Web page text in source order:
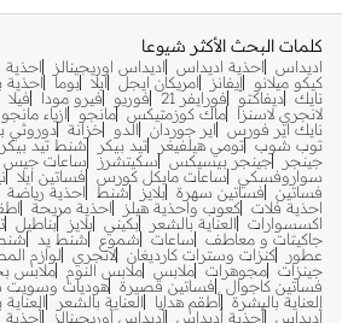
كلمات البحث الأكثر شيوعا
اديداس احذية اديداس اديداس اوريجينالز
احذية
كيكو ميلانو
إيفانز امريكان ايجل ايلا بوما احذية
نايك ديفاكتو فورايفر 21 فوريو فيرو مودا فيلا
لانجري لاسنزا
ماك كوزمتيكس مانجو ازياء مانجو
نايك اير فورس
اير جوردان الدو خزانة دوروثي
توب شوب تومي هيلفيغر تيد بيكر شنط تيد بيكر
جينجر
جينجر بيسيكس سكيتشرز ساعات جيس
سواروفسكي
ساعات مايكل كورس فساتين ايلا
فساتين
فساتين سهرة بلايز شنط احذية رياضة
احذية فلات كعوب واحذية هيلز احذية مريحة
اكسسوارات
العناية بالشعر بكيني بلايز بناطيل
جاكيتات و معاطف
ساعات شموع شنط يد
عطور
كنزات وسترات كارديغان لانجري لوازم
جينزات مجوهرات ملابس ملابس النوم ملابس
فساتين كاجوال
فساتين قصيرة هوديات وسويت
العناية بالبشرة أطقم هدايا العناية بالشعر العناية
أديداس أحذية أديداس أديداس أوريجينالز
أحذية